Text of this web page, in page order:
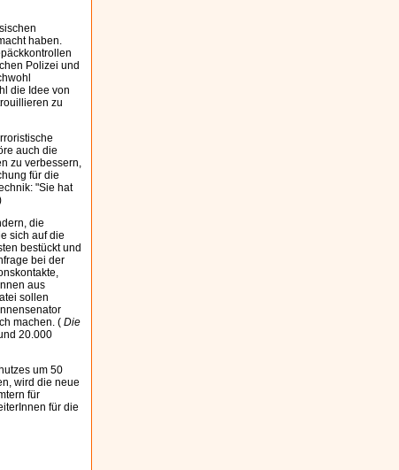
haben.
Polizei und
die Idee von
zu
auch die
zu verbessern,
für die
"Sie hat
die
sich auf die
bestückt und
bei der
aus
sollen
machen. ( Die
20.000
um 50
wird die neue
für
für die